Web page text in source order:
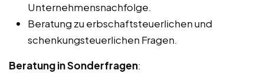
Unternehmensnachfolge.
Beratung zu erbschaftsteuerlichen und
schenkungsteuerlichen Fragen.
Beratung in Sonderfragen: